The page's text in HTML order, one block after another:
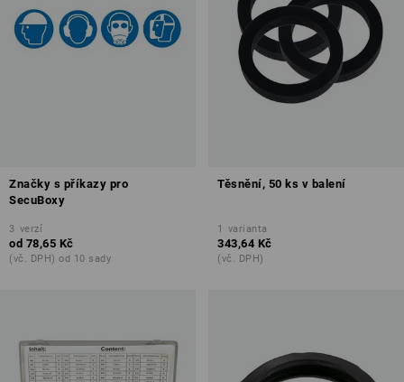
Značky s příkazy pro
SecuBoxy
3 verzí
od 78,65 Kč
(vč. DPH) od 10 sady
Těsnění, 50 ks v balení
1 varianta
343,64 Kč
(vč. DPH)